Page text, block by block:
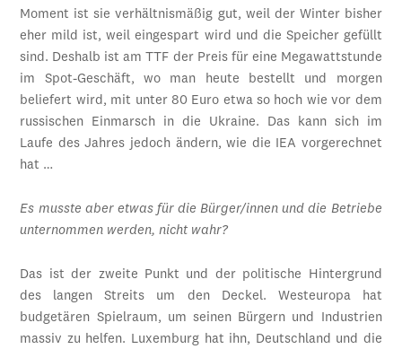
Moment ist sie verhältnismäßig gut, weil der Winter bisher
eher mild ist, weil eingespart wird und die Speicher gefüllt
sind. Deshalb ist am TTF der Preis für eine Megawattstunde
im Spot-Geschäft, wo man heute bestellt und morgen
beliefert wird, mit unter 80 Euro etwa so hoch wie vor dem
russischen Einmarsch in die Ukraine. Das kann sich im
Laufe des Jahres jedoch ändern, wie die IEA vorgerechnet
hat …
Es musste aber etwas für die Bürger/innen und die Betriebe
unternommen werden, nicht wahr?
Das ist der zweite Punkt und der politische Hintergrund
des langen Streits um den Deckel. Westeuropa hat
budgetären Spielraum, um seinen Bürgern und Industrien
massiv zu helfen. Luxemburg hat ihn, Deutschland und die